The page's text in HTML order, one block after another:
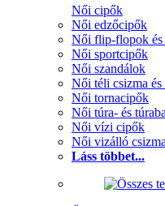
Női cipők
Női edzőcipők
Női flip-flopok és
Női sportcipők
Női szandálok
Női téli csizma és
Női tornacipők
Női túra- és
Női vízi cipők
Női vizálló csizma
Láss többet...